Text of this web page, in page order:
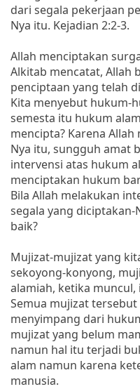
dari segala pekerjaan
Nya itu. Kejadian 2:2-3.
Allah menciptakan
Alkitab mencatat, Allah
penciptaan yang telah
Kita menyebut hukum-
semesta itu hukum
mencipta? Karena
Nya itu, sungguh amat
intervensi atas hukum
menciptakan hukum
Bila Allah melakukan
segala yang diciptakan-
baik?
Mujizat-mujizat yang
sekoyong-konyong,
alamiah, ketika
Semua mujizat
menyimpang dari
mujizat yang belum
namun hal itu terjadi
alam namun karena
manusia.